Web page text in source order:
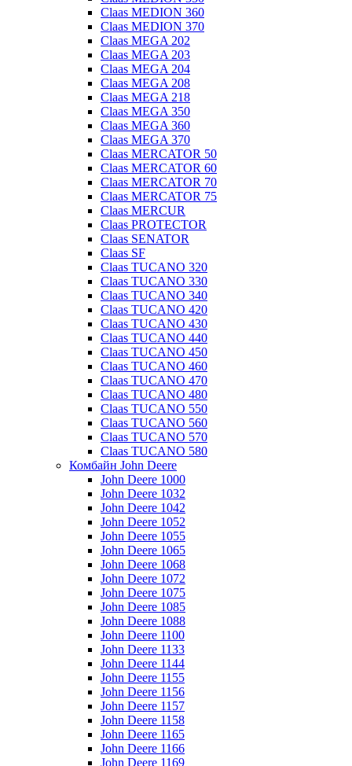
Claas MEDION 360
Claas MEDION 370
Claas MEGA 202
Claas MEGA 203
Claas MEGA 204
Claas MEGA 208
Claas MEGA 218
Claas MEGA 350
Claas MEGA 360
Claas MEGA 370
Claas MERCATOR 50
Claas MERCATOR 60
Claas MERCATOR 70
Claas MERCATOR 75
Claas MERCUR
Claas PROTECTOR
Claas SENATOR
Claas SF
Claas TUCANO 320
Claas TUCANO 330
Claas TUCANO 340
Claas TUCANO 420
Claas TUCANO 430
Claas TUCANO 440
Claas TUCANO 450
Claas TUCANO 460
Claas TUCANO 470
Claas TUCANO 480
Claas TUCANO 550
Claas TUCANO 560
Claas TUCANO 570
Claas TUCANO 580
Комбайн John Deere
John Deere 1000
John Deere 1032
John Deere 1042
John Deere 1052
John Deere 1055
John Deere 1065
John Deere 1068
John Deere 1072
John Deere 1075
John Deere 1085
John Deere 1088
John Deere 1100
John Deere 1133
John Deere 1144
John Deere 1155
John Deere 1156
John Deere 1157
John Deere 1158
John Deere 1165
John Deere 1166
John Deere 1169